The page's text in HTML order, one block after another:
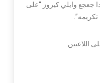
جعجع وايلي كيروز “على
اللاعبين.